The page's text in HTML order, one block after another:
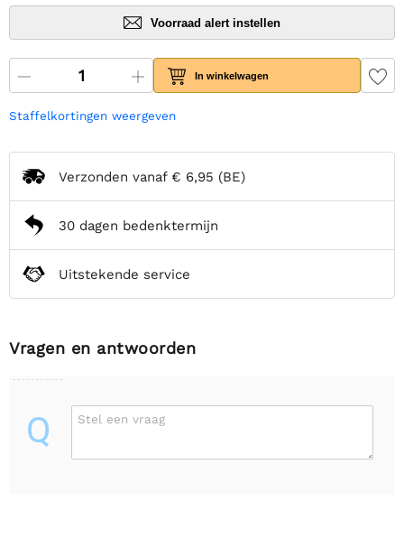
Voorraad alert instellen
In winkelwagen
Staffelkortingen weergeven
Verzonden vanaf € 6,95 (BE)
30 dagen bedenktermijn
Uitstekende service
Vragen en antwoorden
Q Stel een vraag